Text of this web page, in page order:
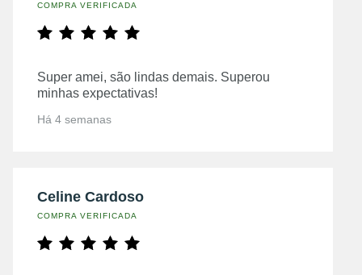
COMPRA VERIFICADA
Super amei, são lindas demais. Superou
minhas expectativas!
Há 4 semanas
Celine Cardoso
COMPRA VERIFICADA